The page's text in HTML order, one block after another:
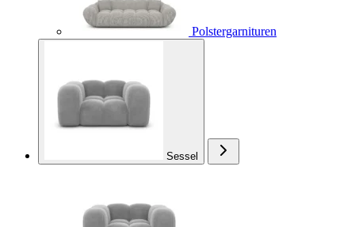
Polstergarnituren
Sessel